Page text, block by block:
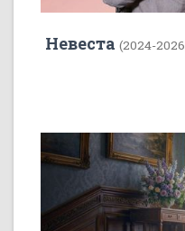
Невеста (2024-